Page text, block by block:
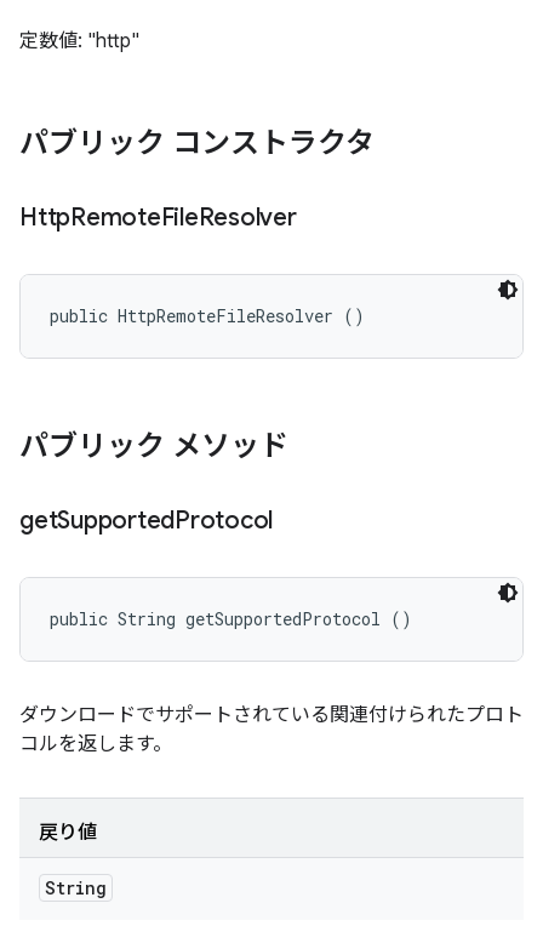
定数値: "http"
パブリック コンストラクタ
HttpRemoteFileResolver
public HttpRemoteFileResolver ()
パブリック メソッド
getSupportedProtocol
public String getSupportedProtocol ()
ダウンロードでサポートされている関連付けられたプロト
コルを返します。
戻り値
String